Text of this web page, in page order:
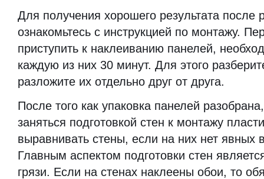
Для получения хорошего результата после
ознакомьтесь с инструкцией по монтажу.
приступить к наклеиванию панелей,
каждую из них 30 минут. Для этого
разложите их отдельно друг от друга.
После того как упаковка панелей
заняться подготовкой стен к монтажу
выравнивать стены, если на них нет явных
Главным аспектом подготовки стен
грязи. Если на стенах наклеены обои, то